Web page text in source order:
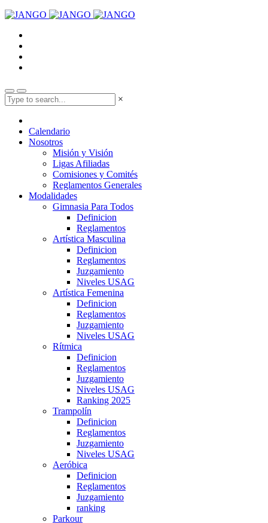
×
Calendario
Nosotros
Misión y Visión
Ligas Afiliadas
Comisiones y Comités
Reglamentos Generales
Modalidades
Gimnasia Para Todos
Definicion
Reglamentos
Artística Masculina
Definicion
Reglamentos
Juzgamiento
Niveles USAG
Artística Femenina
Definicion
Reglamentos
Juzgamiento
Niveles USAG
Rítmica
Definicion
Reglamentos
Juzgamiento
Niveles USAG
Ranking 2025
Trampolín
Definicion
Reglamentos
Juzgamiento
Niveles USAG
Aeróbica
Definicion
Reglamentos
Juzgamiento
ranking
Parkour